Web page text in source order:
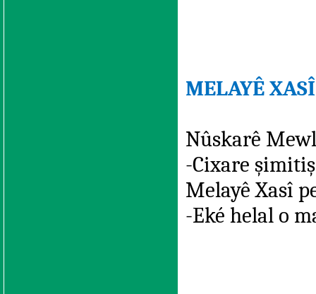
MELAYÊ
Nûskarê
-Cixare
Melayê Xasî
-Eké helal o